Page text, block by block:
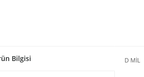
Bilgisi D MİL